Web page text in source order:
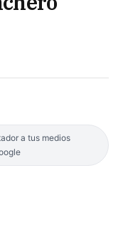
a tus medios